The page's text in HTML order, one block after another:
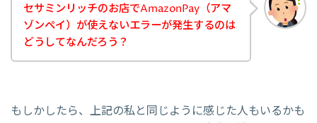
セサミンリッチのお店でAmazonPay（アマ
ゾンペイ）が使えないエラーが発生するのは
どうしてなんだろう？
もしかしたら、上記の私と同じように感じた人もいるかも